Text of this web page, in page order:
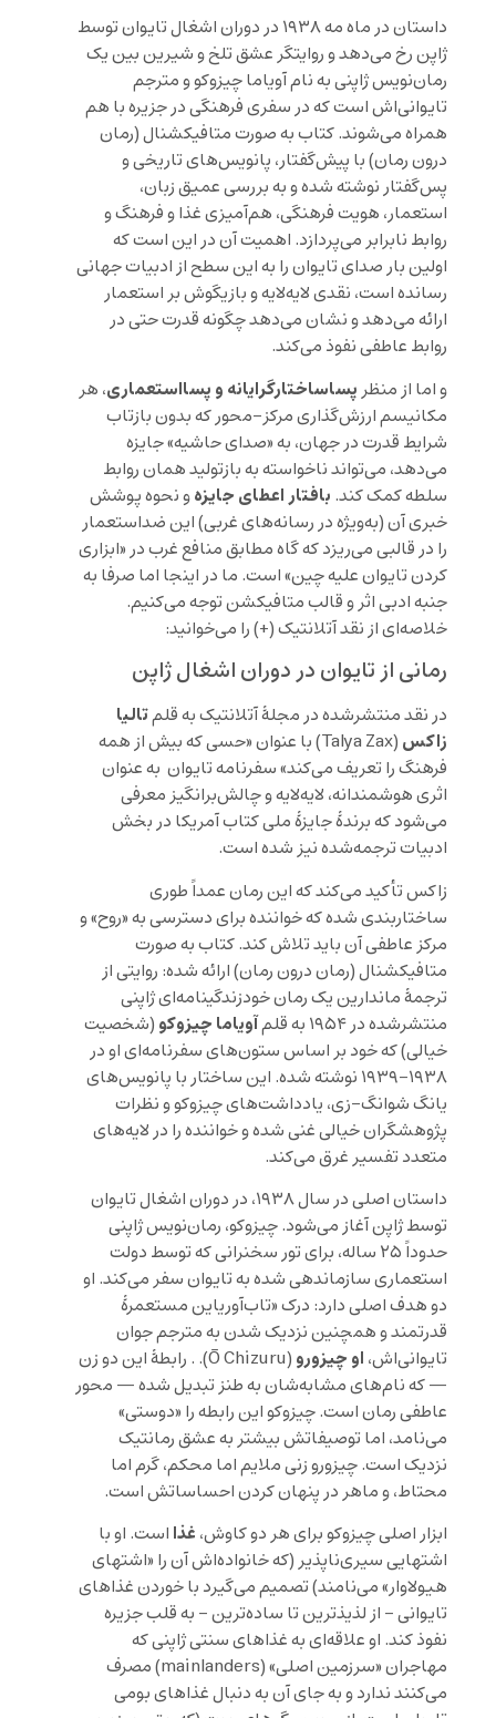
داستان در ماه مه ۱۹۳۸ در دوران اشغال تایوان توسط
ژاپن رخ می‌دهد و روایتگر عشق تلخ و شیرین بین یک
رمان‌نویس ژاپنی به نام آویاما چیزوکو و مترجم
تایوانی‌اش است که در سفری فرهنگی در جزیره با هم
همراه می‌شوند. کتاب به صورت متافیکشنال (رمان
درون رمان) با پیش‌گفتار، پانویس‌های تاریخی و
پس‌گفتار نوشته شده و به بررسی عمیق زبان،
استعمار، هویت فرهنگی، هم‌آمیزی غذا و فرهنگ و
روابط نابرابر می‌پردازد. اهمیت آن در این است که
اولین بار صدای تایوان را به این سطح از ادبیات جهانی
رسانده است، نقدی لایه‌لایه و بازیگوش بر استعمار
ارائه می‌دهد و نشان می‌دهد چگونه قدرت حتی در
روابط عاطفی نفوذ می‌کند.
و اما از منظر پساساختارگرایانه و پسااستعماری، هر
مکانیسم ارزش‌گذاری مرکز-محور که بدون بازتاب
شرایط قدرت در جهان، به «صدای حاشیه» جایزه
می‌دهد، می‌تواند ناخواسته به بازتولید همان روابط
سلطه کمک کند. بافتار اعطای جایزهو نحوه پوشش
خبری آن (به‌ویژه در رسانه‌های غربی) این ضداستعمار
را در قالبی می‌ریزد که گاه مطابق منافع غرب در «ابزاری
کردن تایوان علیه چین» است. ما در اینجا اما صرفا به
جنبه ادبی اثر و قالب متافیکشن توجه می‌کنیم.
خلاصه‌ای از نقد آتلانتیک (+) را می‌خوانید:
رمانی از تایوان در دوران اشغال ژاپن
در نقد منتشرشده در مجلهٔ آتلانتیک به قلمتالیا
زاکس
(Talya Zax) با عنوان «حسی که بیش از همه
فرهنگ را تعریف می‌کند» سفرنامه تایوان به عنوان
اثری هوشمندانه، لایه‌لایه و چالش‌برانگیز معرفی
می‌شود که برندهٔ جایزهٔ ملی کتاب آمریکا در بخش
ادبیات ترجمه‌شده نیز شده است.
زاکس تأکید می‌کند که این رمان عمداً طوری
ساختاربندی شده که خواننده برای دسترسی به «روح» و
مرکز عاطفی آن باید تلاش کند. کتاب به صورت
متافیکشنال (رمان درون رمان) ارائه شده: روایتی از
ترجمهٔ ماندارین یک رمان خودزندگینامه‌ای ژاپنی
منتشرشده در ۱۹۵۴ به قلم
آویاما چیزوکو (شخصیت
خیالی) که خود بر اساس ستون‌های سفرنامه‌ای او در
۱۹۳۸-۱۹۳۹ نوشته شده. این ساختار با پانویس‌های
یانگ شوانگ-زی، یادداشت‌های چیزوکو و نظرات
پژوهشگران خیالی غنی شده و خواننده را در لایه‌های
متعدد تفسیر غرق می‌کند.
داستان اصلی در سال ۱۹۳۸، در دوران اشغال تایوان
توسط ژاپن آغاز می‌شود. چیزوکو، رمان‌نویس ژاپنی
حدوداً ۲۵ ساله، برای تور سخنرانی که توسط دولت
استعماری سازماندهی شده به تایوان سفر می‌کند. او
دو هدف اصلی دارد: درک «تاب‌آوریاین مستعمرهٔ
قدرتمند و همچنین نزدیک شدن به مترجم جوان
تایوانی‌اش، او چیزورو
(Ō Chizuru). . رابطهٔ این دو زن
— که نام‌های مشابه‌شان به طنز تبدیل شده — محور
عاطفی رمان است. چیزوکو این رابطه را «دوستی»
می‌نامد، اما توصیفاتش بیشتر به عشق رمانتیک
نزدیک است. چیزورو زنی ملایم اما محکم، گرم اما
محتاط، و ماهر در پنهان کردن احساساتش است.
ابزار اصلی چیزوکو برای هر دو کاوش، غذا است. او با
اشتهایی سیری‌ناپذیر (که خانواده‌اش آن را «اشتهای
هیولاوار» می‌نامند) تصمیم می‌گیرد با خوردن غذاهای
تایوانی – از لذیذترین تا ساده‌ترین – به قلب جزیره
نفوذ کند. او علاقه‌ای به غذاهای سنتی ژاپنی که
مهاجران «سرزمین اصلی» (mainlanders) مصرف
می‌کنند ندارد و به جای آن به دنبال غذاهای بومی